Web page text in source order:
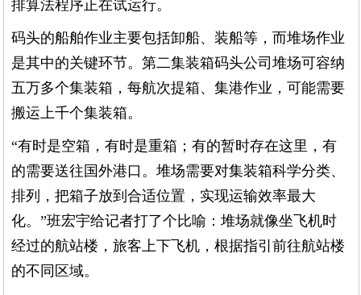
排算法程序正在试运行。
码头的船舶作业主要包括卸船、装船等，而堆场作业
是其中的关键环节。第二集装箱码头公司堆场可容纳
五万多个集装箱，每航次提箱、集港作业，可能需要
搬运上千个集装箱。
“有时是空箱，有时是重箱；有的暂时存在这里，有
的需要送往国外港口。堆场需要对集装箱科学分类、
排列，把箱子放到合适位置，实现运输效率最大
化。”班宏宇给记者打了个比喻：堆场就像坐飞机时
经过的航站楼，旅客上下飞机，根据指引前往航站楼
的不同区域。